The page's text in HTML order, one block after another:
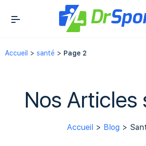
Accueil > santé > Page 2
Nos Articles
Accueil > Blog >